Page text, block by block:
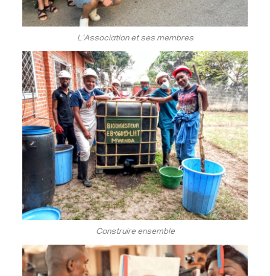
L'Association et ses membres
Construire ensemble